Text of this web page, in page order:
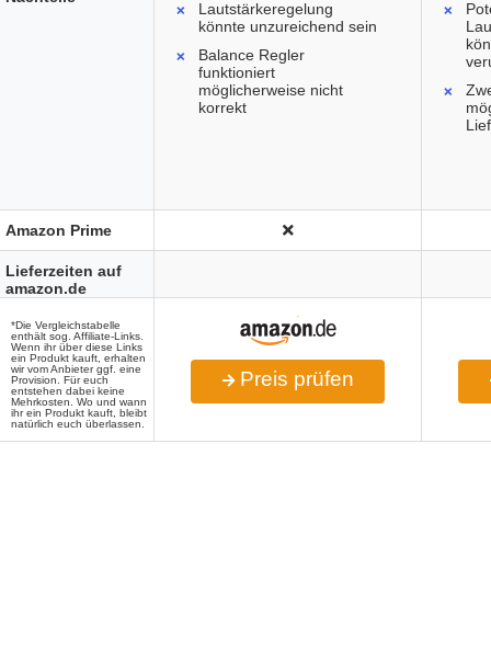
Lautstärkeregelung
könnte unzureichend sein
Balance Regler
funktioniert
möglicherweise nicht
korrekt
Preis prüfen
Amazon Prime
Lieferzeiten auf
amazon.de
*Die Vergleichstabelle
enthält sog. Affiliate-Links.
Wenn ihr über diese Links
ein Produkt kauft, erhalten
wir vom Anbieter ggf. eine
Provision. Für euch
entstehen dabei keine
Mehrkosten. Wo und wann
ihr ein Produkt kauft, bleibt
natürlich euch überlassen.